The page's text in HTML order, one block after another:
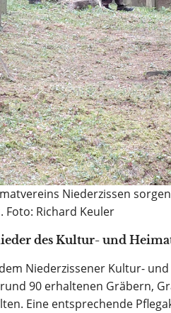
Niederzissen
Foto: Richard Keuler
des Kultur- und
Niederzissener Kultur-
90 erhaltenen Gräbern,
Eine entsprechende